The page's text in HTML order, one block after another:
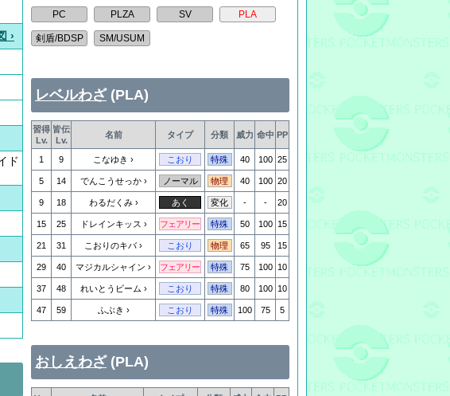
›
ド
レベルわざ(PLA)
習得
Lv.
皆伝
Lv.
名前 タイプ 分類 威力 命中 PP
1 9 こなゆき こおり 特殊 40 100 25
5 14 でんこうせっか ノーマル 物理 40 100 20
9 18 わるだくみ あく 変化 - - 20
15 25 ドレインキッス フェアリー 特殊 50 100 15
21 31 こおりのキバ こおり 物理 65 95 15
29 40 マジカルシャイン フェアリー 特殊 75 100 10
37 48 れいとうビーム こおり 特殊 80 100 10
47 59 ふぶき こおり 特殊 100 75 5
おしえわざ(PLA)